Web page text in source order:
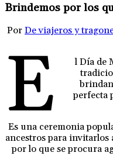
Brindemos por los
Por De viajeros y
E
l Día de
perfecta
Es una ceremonia
ancestros para
por lo que se procura